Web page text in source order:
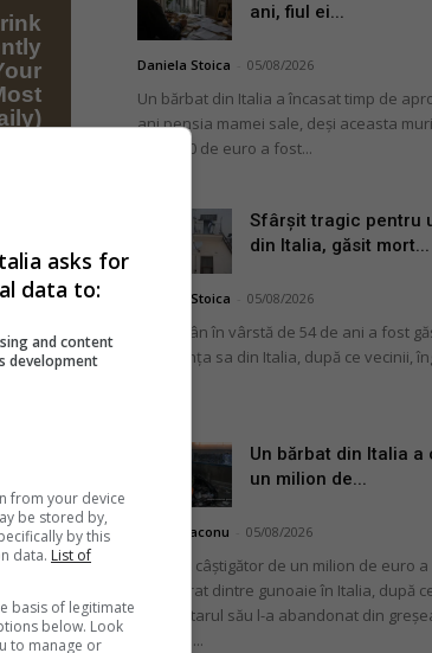
ani, fiul ei...
Daniela Stoica 05/08/2026
Un bărbat din Italia a încasat timp de
ani pensia mamei sale, deși aceasta
de 2.000 de euro a fost...
Sfârșit tragic pentru
din Italia, găsit mort...
Daniela Stoica 05/08/2026
Un român în vârstă de 54 de ani a fost
în locuința sa din Italia, după ce vecinii,
Un bărbat din Italia a
un milion de...
Mihai Diaconu 05/08/2026
Un bilet câștigător de un milion de euro
recuperat dintre gunoaie în Italia, după
proprietarul său l-a abandonat din
convins...
asks for
data to:
and content
development
from your device
be stored by,
by this
data. List of
basis of legitimate
below. Look
to manage or